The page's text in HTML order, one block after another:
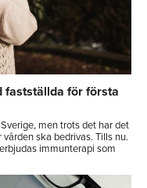
för första
men trots det har det
ska bedrivas. Tills nu.
immunterapi som